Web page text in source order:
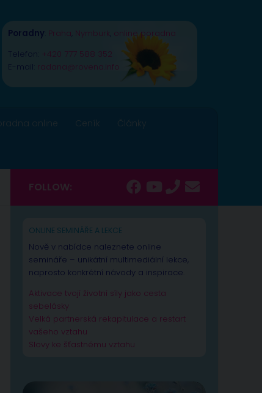
Poradny Praha Nymburk online poradna
Telefon: +420 777 588 352
E-mail: radana@rovena.info
online Ceník Články
FOLLOW:
ONLINE SEMINÁŘE A LEKCE
Nově v nabídce naleznete online
semináře – unikátní multimediální lekce,
naprosto konkrétní návody a inspirace.
Aktivace tvojí životní síly jako cesta
sebelásky
Velká partnerská rekapitulace a restart
vašeho vztahu
Slovy ke šťastnému vztahu